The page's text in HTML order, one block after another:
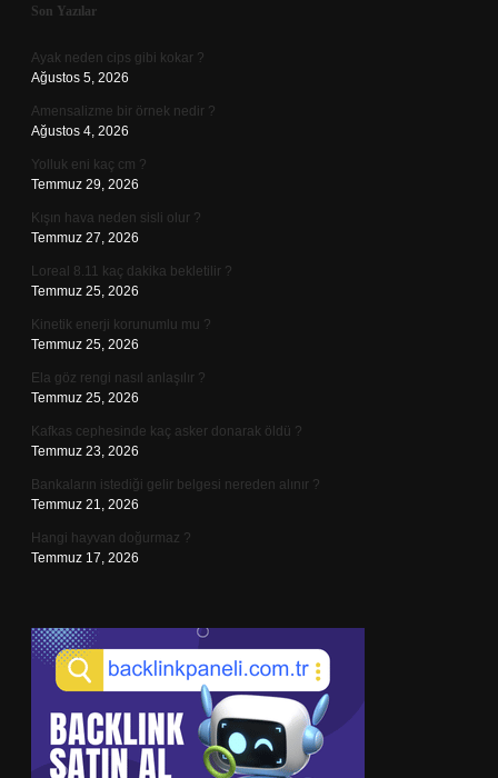
Sidebar
Son Yazılar
Ayak neden cips gibi kokar ?
Ağustos 5, 2026
Amensalizme bir örnek nedir ?
Ağustos 4, 2026
Yolluk eni kaç cm ?
Temmuz 29, 2026
Kışın hava neden sisli olur ?
Temmuz 27, 2026
Loreal 8.11 kaç dakika bekletilir ?
Temmuz 25, 2026
Kinetik enerji korunumlu mu ?
Temmuz 25, 2026
Ela göz rengi nasıl anlaşılır ?
Temmuz 25, 2026
Kafkas cephesinde kaç asker donarak öldü ?
Temmuz 23, 2026
Bankaların istediği gelir belgesi nereden alınır ?
Temmuz 21, 2026
Hangi hayvan doğurmaz ?
Temmuz 17, 2026